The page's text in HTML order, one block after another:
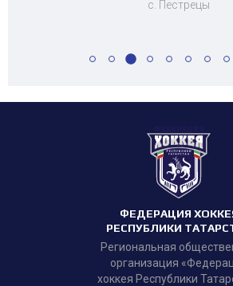
с. Пестрецы
ФЕДЕРАЦИЯ
РЕСПУБЛИКИ
Региональная
организация
хоккея Республики